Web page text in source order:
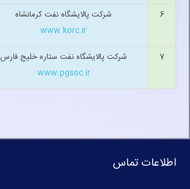
6
شرکت پالایشگاه نفت کرمانشاه
www.korc.ir
7
شرکت پالایشگاه نفت ستاره خلیج فارس
www.pgsoc.ir
اطلاعات تماس